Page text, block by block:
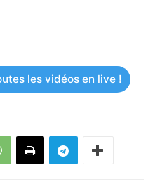
les vidéos en live !